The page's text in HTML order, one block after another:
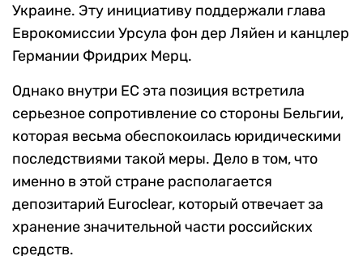
Украине. Эту инициативу поддержали глава
Еврокомиссии Урсула фон дер Ляйен и канцлер
Германии Фридрих Мерц.
Однако внутри ЕС эта позиция встретила
серьезное сопротивление со стороны Бельгии,
которая весьма обеспокоилась юридическими
последствиями такой меры. Дело в том, что
именно в этой стране располагается
депозитарий Euroclear, который отвечает за
хранение значительной части российских
средств.